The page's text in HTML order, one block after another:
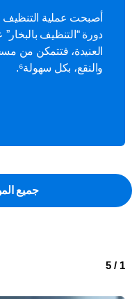
أصبحت عملية
دورة “التنظيف بالبخار”
العنيدة، فتتمكن من
والنقع، بكل سهولة⁶.
جميع
/
5